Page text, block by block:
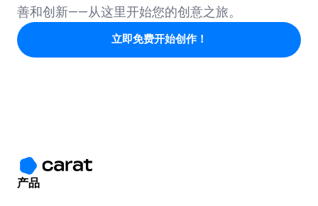
善和创新——从这里开始您的创意之旅。
立即免费开始创作！
产品